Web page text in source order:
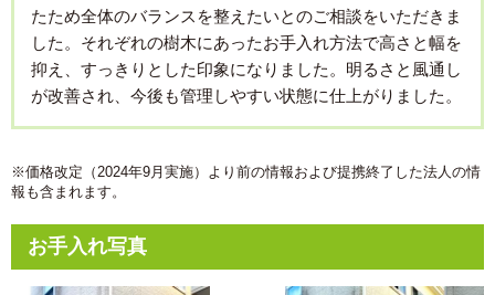
たため全体のバランスを整えたいとのご相談をいただきま
した。それぞれの樹木にあったお手入れ方法で高さと幅を
抑え、すっきりとした印象になりました。明るさと風通し
が改善され、今後も管理しやすい状態に仕上がりました。
※価格改定（2024年9月実施）より前の情報および提携終了した法人の情
報も含まれます。
お手入れ写真